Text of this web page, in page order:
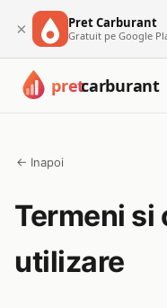
× Pret Carburant
Gratuit pe Google
← Inapoi
Termeni si
utilizare